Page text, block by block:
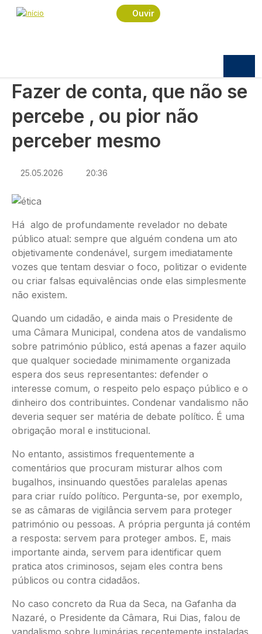
Passar para o conteúdo principal
Ouvir
Navegação estrutural
Início
Fazer de conta, que não se percebe , ou pior não
Fazer de conta, que não se
percebe , ou pior não
perceber mesmo
25.05.2026 20:36
Há algo de profundamente revelador no debate
público atual: sempre que alguém condena um ato
objetivamente condenável, surgem imediatamente
vozes que tentam desviar o foco, politizar o evidente
ou criar falsas equivalências onde elas simplesmente
não existem.
Quando um cidadão, e ainda mais o Presidente de
uma Câmara Municipal, condena atos de vandalismo
sobre património público, está apenas a fazer aquilo
que qualquer sociedade minimamente organizada
espera dos seus representantes: defender o
interesse comum, o respeito pelo espaço público e o
dinheiro dos contribuintes. Condenar vandalismo não
deveria sequer ser matéria de debate político. É uma
obrigação moral e institucional.
No entanto, assistimos frequentemente a
comentários que procuram misturar alhos com
bugalhos, insinuando questões paralelas apenas
para criar ruído político. Pergunta-se, por exemplo,
se as câmaras de vigilância servem para proteger
património ou pessoas. A própria pergunta já contém
a resposta: servem para proteger ambos. E, mais
importante ainda, servem para identificar quem
pratica atos criminosos, sejam eles contra bens
públicos ou contra cidadãos.
No caso concreto da Rua da Seca, na Gafanha da
Nazaré, o Presidente da Câmara, Rui Dias, falou de
vandalismo sobre luminárias recentemente instaladas